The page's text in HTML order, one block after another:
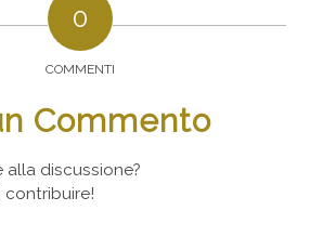
0
COMMENTI
Commento
alla discussione?
contribuire!